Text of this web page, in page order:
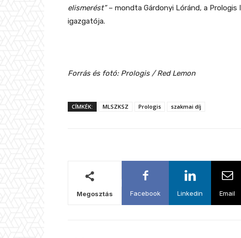
elismerést”– mondta Gárdonyi Lóránd, a
igazgatója.
Forrás és fotó: Prologis / Red Lemon
CÍMKÉK: MLSZKSZ Prologis szakmai díj
Megosztás Facebook Linkedin Email